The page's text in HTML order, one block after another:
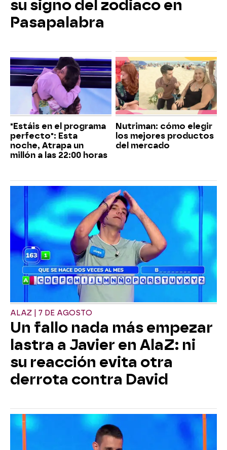
su signo del zodiaco en
Pasapalabra
"Estáis en el programa
perfecto": Esta
noche, Atrapa un
millón a las 22:00 horas
Nutriman: cómo elegir
los mejores productos
del mercado
ALAZ | 7 DE AGOSTO
Un fallo nada más empezar
lastra a Javier en AlaZ: ni
su reacción evita otra
derrota contra David